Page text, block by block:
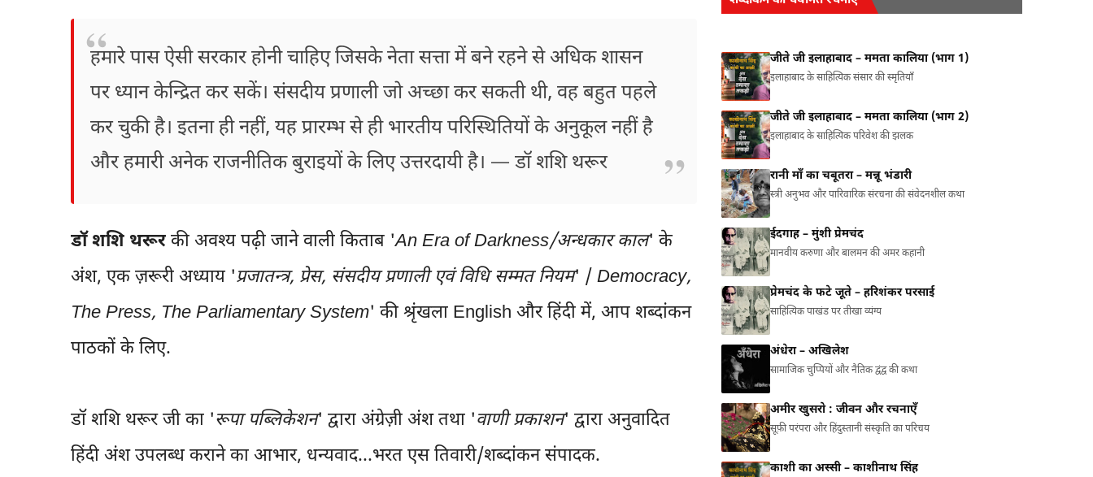
हमारे पास ऐसी सरकार होनी चाहिए जिसके नेता सत्ता में बने रहने से अधिक शासन
पर ध्यान केन्द्रित कर सकें। संसदीय प्रणाली जो अच्छा कर सकती थी, वह बहुत पहले
कर चुकी है। इतना ही नहीं, यह प्रारम्भ से ही भारतीय परिस्थितियों के अनुकूल नहीं है
और हमारी अनेक राजनीतिक बुराइयों के लिए उत्तरदायी है। — डॉ शशि थरूर
डॉ शशि थरूर की अवश्य पढ़ी जाने वाली किताब 'An Era of Darkness/अन्धकार काल' के
अंश, एक ज़रूरी अध्याय 'प्रजातन्त्र, प्रेस, संसदीय प्रणाली एवं विधि सम्मत नियम' / Democracy,
The Press, The Parliamentary System' की श्रृंखला English और हिंदी में, आप शब्दांकन
पाठकों के लिए.
डॉ शशि थरूर जी का 'रूपा पब्लिकेशन' द्वारा अंग्रेज़ी अंश तथा 'वाणी प्रकाशन' द्वारा अनुवादित
हिंदी अंश उपलब्ध कराने का आभार, धन्यवाद...भरत एस तिवारी/शब्दांकन संपादक.
जीते जी इलाहाबाद – ममता कालिया (भाग 1)
इलाहाबाद के साहित्यिक संसार की स्मृतियाँ
जीते जी इलाहाबाद – ममता कालिया (भाग 2)
इलाहाबाद के साहित्यिक परिवेश की झलक
रानी माँ का चबूतरा – मन्नू भंडारी
स्त्री अनुभव और पारिवारिक संरचना की संवेदनशील कथा
ईदगाह – मुंशी प्रेमचंद
मानवीय करुणा और बालमन की अमर कहानी
प्रेमचंद के फटे जूते – हरिशंकर परसाई
साहित्यिक पाखंड पर तीखा व्यंग्य
अंधेरा – अखिलेश
सामाजिक चुप्पियों और नैतिक द्वंद्व की कथा
अमीर खुसरो : जीवन और रचनाएँ
सूफ़ी परंपरा और हिंदुस्तानी संस्कृति का परिचय
काशी का अस्सी – काशीनाथ सिंह